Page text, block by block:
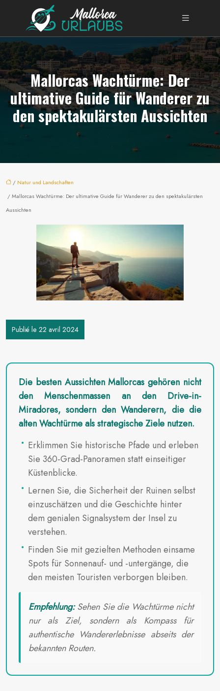
Mallorcas Wachtürme: Der
ultimative Guide für Wanderer zu
den spektakulärsten Aussichten
/ Natur und Landschaften
/ Mallorcas Wachtürme: Der ultimative Guide für Wanderer zu den spektakulärsten
Aussichten
Publié le 22 avril 2024
Die besten Aussichten Mallorcas gehören nicht
den Menschenmassen an den Drive-in-
Miradores, sondern den Wanderern, die die
alten Wachtürme als strategische Ziele nutzen.
Erklimmen Sie historische Pfade und erleben
Sie 360-Grad-Panoramen statt einseitiger
Küstenblicke.
Lernen Sie, die Sicherheit der Ruinen selbst
einzuschätzen und die Geschichte hinter
dem genialen Signalsystem der Insel zu
verstehen.
Finden Sie mit gezielten Methoden einsame
Spots für Sonnenauf- und -untergänge, die
den meisten Touristen verborgen bleiben.
Empfehlung:Sehen Sie die Wachtürme nicht
nur als Ziel, sondern als Kompass für
authentische Wandererlebnisse abseits der
bekannten Routen.